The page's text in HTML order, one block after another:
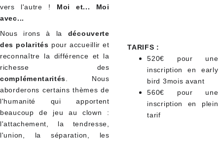
vers l'autre !
Moi et... Moi
avec...
Nous irons à la découverte
des polarités pour accueillir et
reconnaître la différence et la
richesse des
complémentarités . Nous
aborderons certains thèmes de
l'humanité qui apportent
beaucoup de jeu au clown :
l'attachement, la tendresse,
l'union, la séparation, les
TARIFS :
520€ pour une
inscription en early
bird 3mois avant
560€ pour une
inscription en plein
tarif